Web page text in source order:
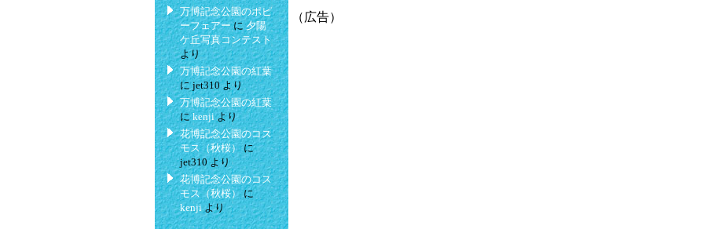
万博記念公園のポピ
ーフェアーに夕陽
ケ丘写真コンテスト
より
万博記念公園の紅葉
にjet310より
万博記念公園の紅葉
にkenjiより
花博記念公園のコス
モス（秋桜）に
jet310より
花博記念公園のコス
モス（秋桜） に
kenjiより
（広告）